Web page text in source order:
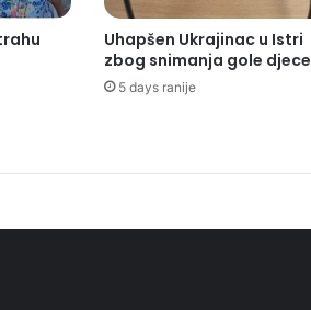
Uhapšen Ukrajinac u Istri
zbog snimanja gole djece
5 days ranije